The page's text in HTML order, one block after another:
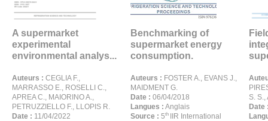
A supermarket
experimental
environmental analys...
Auteurs : CEGLIA F.,
MARRASSO E., ROSELLI C.,
APREA C., MAIORINO A.,
PETRUZZIELLO F., LLOPIS R.
Date : 11/04/2022
Benchmarking of
supermarket energy
consumption.
Auteurs : FOSTER A., EVANS J.,
MAIDMENT G.
Date : 06/04/2018
Langues : Anglais
Source : 5th
IIR International
S. S.,
Date